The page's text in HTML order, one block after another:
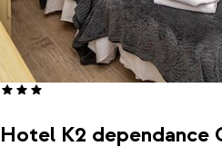
Hotel K2 dependance